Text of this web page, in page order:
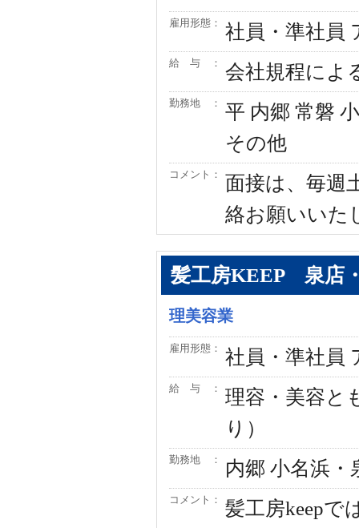
雇用形態： 社員・準社員
給 与 ： 会社規程によ
勤務地 ：
平 内郷 常磐
その他
コメント：
面接は、毎週
絡お願いいた
髪工房KEEP 泉店
理美容業
雇用形態： 社員・準社員
給 与 ：
理容・美容と
り）
勤務地 ： 内郷 小名浜・
コメント：
髪工房keepで